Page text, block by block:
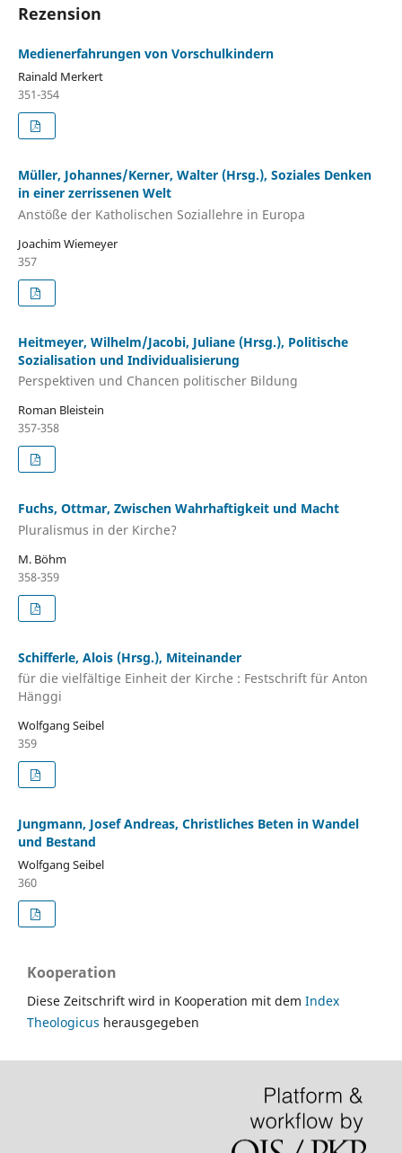
Rezension
Medienerfahrungen von Vorschulkindern
Rainald Merkert
351-354
Müller, Johannes/Kerner, Walter (Hrsg.), Soziales Denken
in einer zerrissenen Welt
Anstöße der Katholischen Soziallehre in Europa
Joachim Wiemeyer
357
Heitmeyer, Wilhelm/Jacobi, Juliane (Hrsg.), Politische
Sozialisation und Individualisierung
Perspektiven und Chancen politischer Bildung
Roman Bleistein
357-358
Fuchs, Ottmar, Zwischen Wahrhaftigkeit und Macht
Pluralismus in der Kirche?
M. Böhm
358-359
Schifferle, Alois (Hrsg.), Miteinander
für die vielfältige Einheit der Kirche : Festschrift für Anton
Hänggi
Wolfgang Seibel
359
Jungmann, Josef Andreas, Christliches Beten in Wandel
und Bestand
Wolfgang Seibel
360
Kooperation
Diese Zeitschrift wird in Kooperation mit dem Index
Theologicus herausgegeben